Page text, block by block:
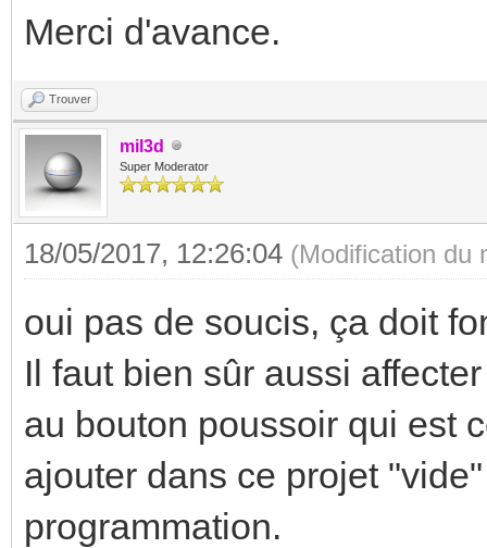
Merci d'avance.
Trouver
mil3d
Super Moderator
18/05/2017, 12:26:04 (Modification du
oui pas de soucis, ça doit
Il faut bien sûr aussi
au bouton poussoir qui est
ajouter dans ce projet
programmation.